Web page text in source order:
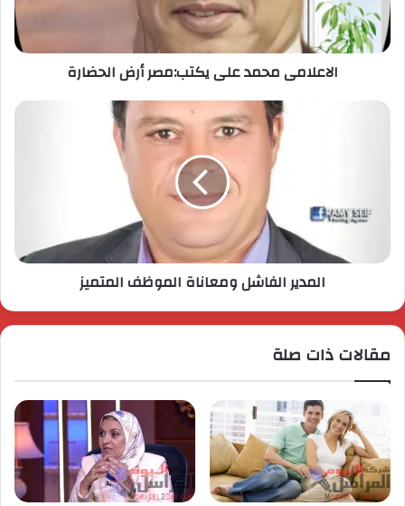
الاعلامى محمد على يكتب:مصر أرض الحضارة
المدير الفاشل ومعاناة الموظف المتميز
مقالات ذات صلة